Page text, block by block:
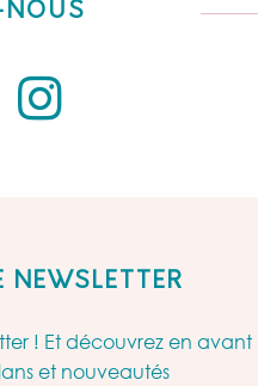
NEWSLETTER
! Et découvrez en avant
et nouveautés